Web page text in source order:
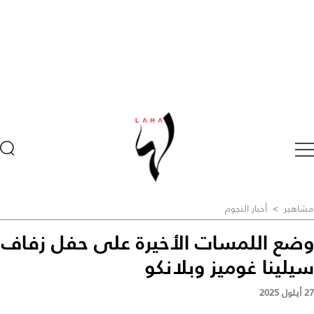
مشاهير > أخبار النجوم
وضع اللمسات الأخيرة على حفل زفاف
سيلينا غوميز وبلانكو
27 أيلول 2025